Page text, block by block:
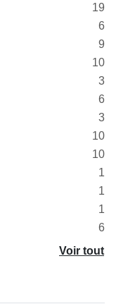
19
6
9
10
3
6
3
10
10
1
1
1
6
Voir tout